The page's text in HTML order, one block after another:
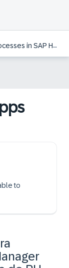
HCM on S/4HANA | BR
to